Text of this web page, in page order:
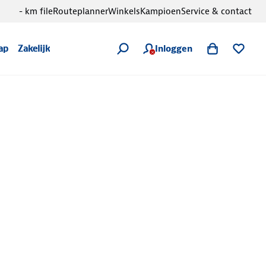
Zakelijk Inloggen
- km fileRouteplannerWinkelsKampioenService & contact